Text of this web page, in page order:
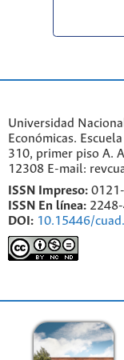
Universidad
Económicas.
310, primer piso A.
12308 E-mail:
ISSN Impreso:
ISSN En línea:
DOI: 10.15446/